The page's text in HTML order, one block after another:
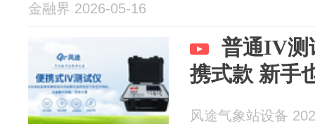
金融界 2026-05-16
普通IV测
携式款 新手
风途气象站设备